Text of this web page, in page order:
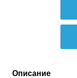
Описание